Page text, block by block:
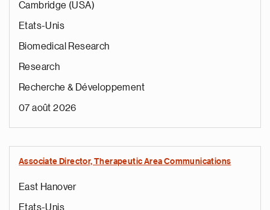
Cambridge (USA)
Etats-Unis
Biomedical Research
Research
Recherche & Développement
07 août 2026
Associate Director, Therapeutic Area Communications
East Hanover
Etats-Unis